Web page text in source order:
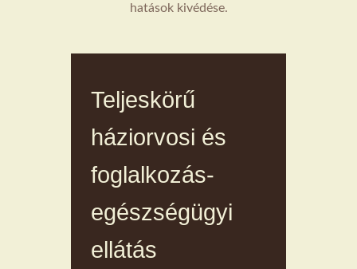
hatások kivédése.
Teljeskörű
háziorvosi és
foglalkozás-
egészségügyi
ellátás